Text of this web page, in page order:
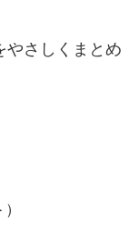
やさしくまとめ